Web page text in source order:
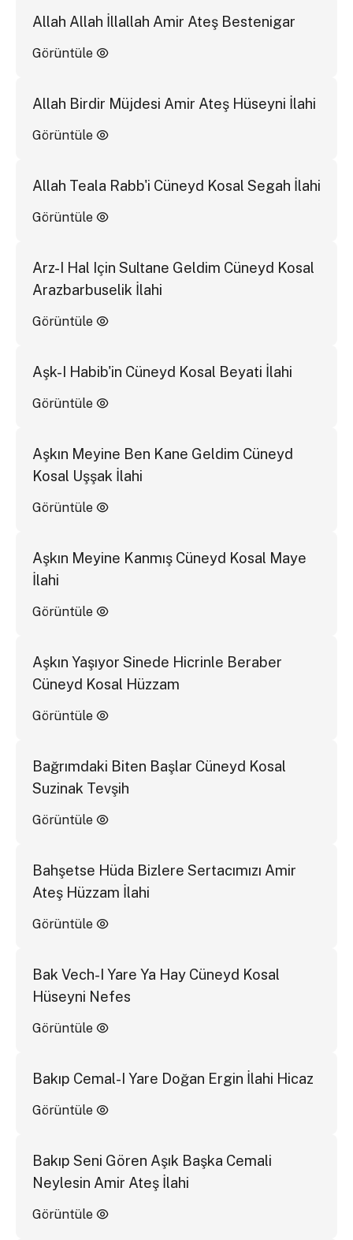
Allah Allah İllallah Amir Ateş Bestenigar
Görüntüle
Allah Birdir Müjdesi Amir Ateş Hüseyni İlahi
Görüntüle
Allah Teala Rabb'i Cüneyd Kosal Segah İlahi
Görüntüle
Arz-I Hal Için Sultane Geldim Cüneyd Kosal
Arazbarbuselik İlahi
Görüntüle
Aşk-I Habib'in Cüneyd Kosal Beyati İlahi
Görüntüle
Aşkın Meyine Ben Kane Geldim Cüneyd
Kosal Uşşak İlahi
Görüntüle
Aşkın Meyine Kanmış Cüneyd Kosal Maye
İlahi
Görüntüle
Aşkın Yaşıyor Sinede Hicrinle Beraber
Cüneyd Kosal Hüzzam
Görüntüle
Bağrımdaki Biten Başlar Cüneyd Kosal
Suzinak Tevşih
Görüntüle
Bahşetse Hüda Bizlere Sertacımızı Amir
Ateş Hüzzam İlahi
Görüntüle
Bak Vech-I Yare Ya Hay Cüneyd Kosal
Hüseyni Nefes
Görüntüle
Bakıp Cemal-I Yare Doğan Ergin İlahi Hicaz
Görüntüle
Bakıp Seni Gören Aşık Başka Cemali
Neylesin Amir Ateş İlahi
Görüntüle